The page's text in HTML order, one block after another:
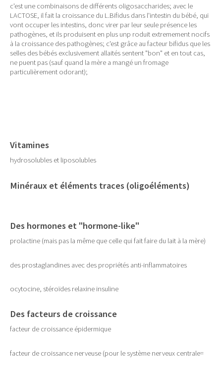
c'est une combinaisons de différents oligosaccharides; avec le
LACTOSE, il fait la croissance du L.Bifidus dans l'intestin du bébé, qui
vont occuper les intestins, donc virer par leur seule présence les
pathogènes, et ils produisent en plus unp roduit extremement nocifs
à la croissance des pathogènes; c'est grâce au facteur bifidus que les
selles des bébés exclusivement allaités sentent "bon" et en tout cas,
ne puent pas (sauf quand la mère a mangé un fromage
particulièrement odorant);
Vitamines
hydrosolubles et liposolubles
Minéraux et éléments traces (oligoéléments)
Des hormones et "hormone-like"
prolactine (mais pas la même que celle qui fait faire du lait à la mère)
des prostaglandines avec des propriétés anti-inflammatoires
ocytocine, stéroïdes relaxine insuline
Des facteurs de croissance
facteur de croissance épidermique
facteur de croissance nerveuse (pour le système nerveux centrale=